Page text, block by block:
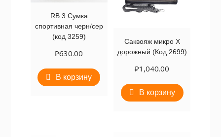
RB 3 Сумка
спортивная черн/сер
(код 3259)
₽630.00
В корзину
Саквояж микро Х
дорожный (Код 2699)
₽1,040.00
В корзину